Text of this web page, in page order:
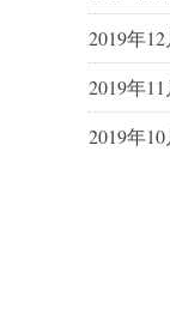
2019年12
2019年11
2019年10